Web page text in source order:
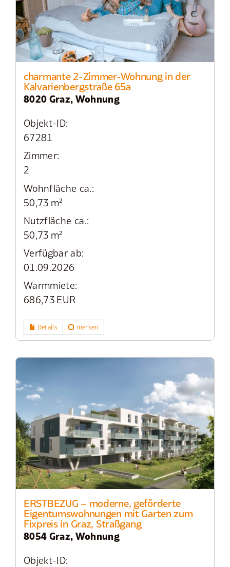
charmante 2-Zimmer-Wohnung in der
Kalvarienbergstraße 65a
8020 Graz, Wohnung
Objekt-ID:
67281
Zimmer:
2
Wohnfläche ca.:
50,73 m²
Nutzfläche ca.:
50,73 m²
Verfügbar ab:
01.09.2026
Warmmiete:
686,73 EUR
Details merken
ERSTBEZUG – moderne, geförderte
Eigentumswohnungen mit Garten zum
Fixpreis in Graz, Straßgang
8054 Graz, Wohnung
Objekt-ID: